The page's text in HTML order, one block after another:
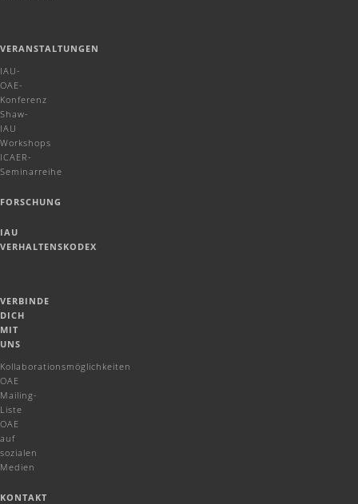
VERANSTALTUNGEN
IAU-
OAE-
Konferenz
Shaw-
IAU
Workshops
ICAER-
Seminarreihe
FORSCHUNG
IAU
VERHALTENSKODEX
VERBINDE
DICH
MIT
UNS
Kollaborationsmöglichkeiten
OAE
Mailing-
Liste
OAE
auf
sozialen
Medien
KONTAKT